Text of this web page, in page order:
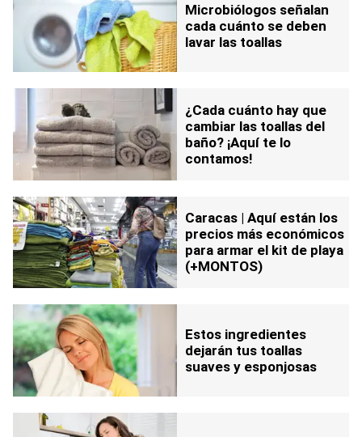
Microbiólogos señalan
cada cuánto se deben
lavar las toallas
¿Cada cuánto hay que
cambiar las toallas del
baño? ¡Aquí te lo
contamos!
Caracas | Aquí están los
precios más económicos
para armar el kit de playa
(+MONTOS)
Estos ingredientes
dejarán tus toallas
suaves y esponjosas